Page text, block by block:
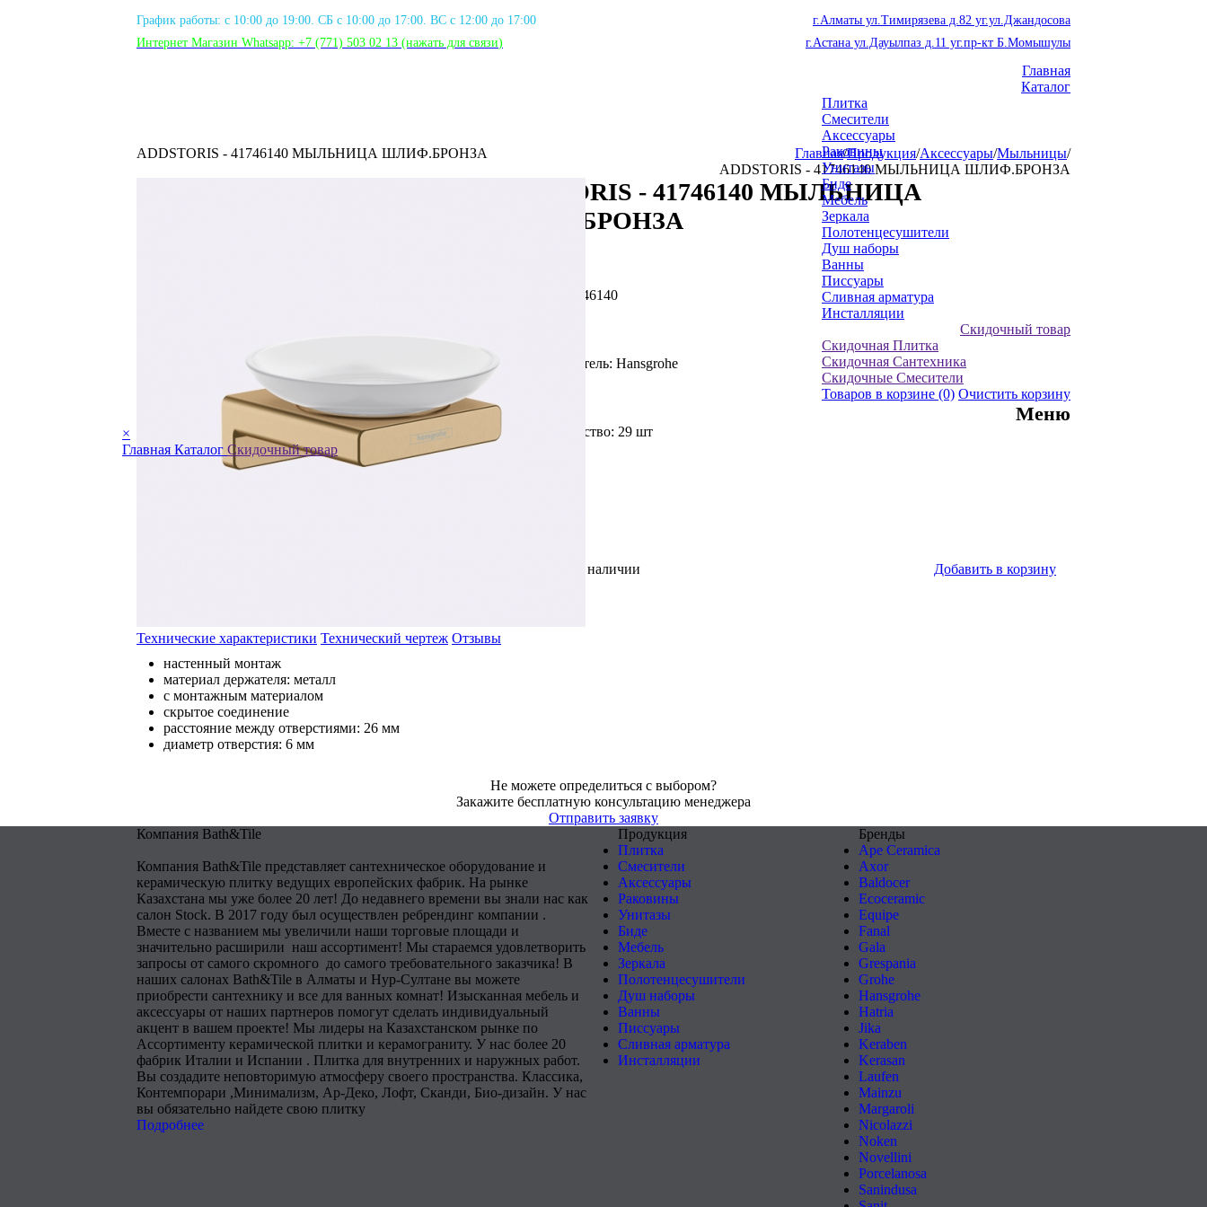
График работы: с 10:00 до 19:00. СБ с 10:00 до 17:00. ВС с 12:00 до 17:00
Интернет Магазин Whatsapp: +7 (771) 503 02 13 (нажать для связи)
г.Алматы ул.Тимирязева д.82 уг.ул.Джандосова
г.Астана ул.Дауылпаз д.11 уг.пр-кт Б.Момышулы
Главная
Каталог
Плитка
Смесители
Аксессуары
Раковины
Унитазы
Биде
Мебель
Зеркала
Полотенцесушители
Душ наборы
Ванны
Писсуары
Сливная арматура
Инсталляции
Скидочный товар
Скидочная Плитка
Скидочная Сантехника
Скидочные Смесители
Товаров в корзине (0) Очистить корзину
Меню
×
Главная Каталог Скидочный товар
ADDSTORIS - 41746140 МЫЛЬНИЦА ШЛИФ.БРОНЗА Главная/Продукция/Аксессуары/Мыльницы/
ADDSTORIS - 41746140 МЫЛЬНИЦА ШЛИФ.БРОНЗА
ADDSTORIS - 41746140 МЫЛЬНИЦА
ШЛИФ.БРОНЗА
Артикул: HG_41746140
Фирма производитель: Hansgrohe
Доступное количество: 29 шт
В наличии Добавить в корзину
Технические характеристики Технический чертеж Отзывы
настенный монтаж
материал держателя: металл
с монтажным материалом
скрытое соединение
расстояние между отверстиями: 26 мм
диаметр отверстия: 6 мм
Не можете определиться с выбором?
Закажите бесплатную консультацию менеджера
Отправить заявку
Компания Bath&Tile
Компания Bath&Tile представляет сантехническое оборудование и
керамическую плитку ведущих европейских фабрик. На рынке
Казахстана мы уже более 20 лет! До недавнего времени вы знали нас как
салон Stock. В 2017 году был осуществлен ребрендинг компании .
Вместе с названием мы увеличили наши торговые площади и
значительно расширили наш ассортимент! Мы стараемся удовлетворить
запросы от самого скромного до самого требовательного заказчика! В
наших салонах Bath&Tile в Алматы и Нур-Султане вы можете
приобрести сантехнику и все для ванных комнат! Изысканная мебель и
аксессуары от наших партнеров помогут сделать индивидуальный
акцент в вашем проекте! Мы лидеры на Казахстанском рынке по
Ассортименту керамической плитки и керамограниту. У нас более 20
фабрик Италии и Испании . Плитка для внутренних и наружных работ.
Вы создадите неповторимую атмосферу своего пространства. Классика,
Контемпорари ,Минимализм, Ар-Деко, Лофт, Сканди, Био-дизайн. У нас
вы обязательно найдете свою плитку
Подробнее
Продукция
Плитка
Смесители
Аксессуары
Раковины
Унитазы
Биде
Мебель
Зеркала
Полотенцесушители
Душ наборы
Ванны
Писсуары
Сливная арматура
Инсталляции
Бренды
Ape Ceramica
Axor
Baldocer
Ecoceramic
Equipe
Fanal
Gala
Grespania
Grohe
Hansgrohe
Hatria
Jika
Keraben
Kerasan
Laufen
Mainzu
Margaroli
Nicolazzi
Noken
Novellini
Porcelanosa
Sanindusa